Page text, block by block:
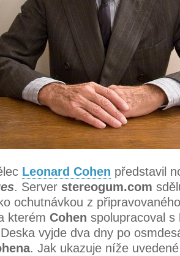
Leonard Cohen představil
. Server stereogum.com
ochutnávkou z
kterém Cohen spolupracoval s
vyjde dva dny po
. Jak ukazuje níže